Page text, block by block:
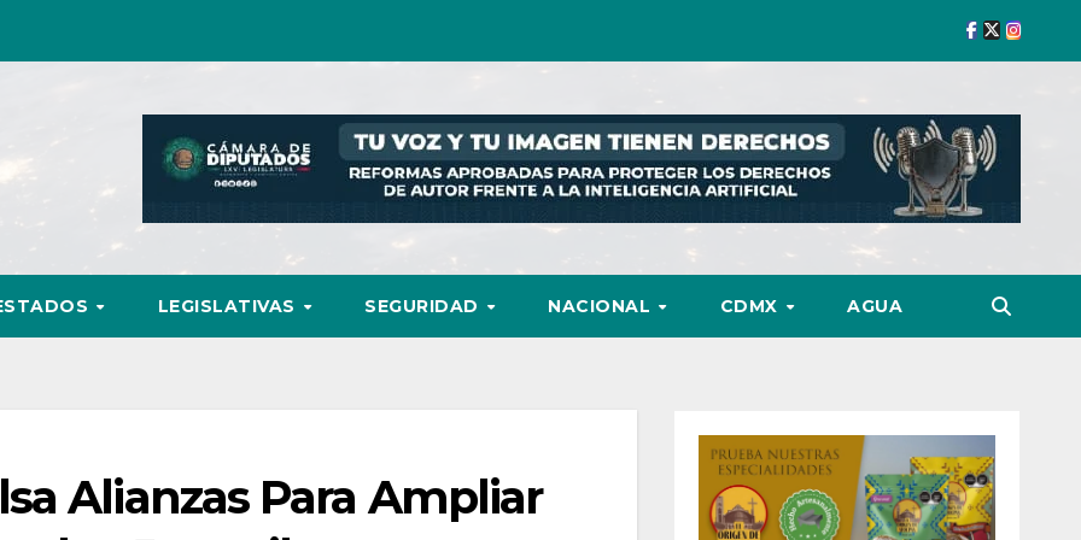
LEGISLATIVAS SEGURIDAD NACIONAL CDMX AGUA
Alianzas Para Ampliar